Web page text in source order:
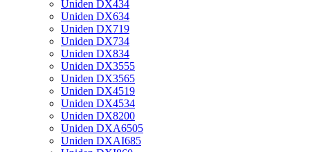
Uniden DX434
Uniden DX634
Uniden DX719
Uniden DX734
Uniden DX834
Uniden DX3555
Uniden DX3565
Uniden DX4519
Uniden DX4534
Uniden DX8200
Uniden DXA6505
Uniden DXAI685